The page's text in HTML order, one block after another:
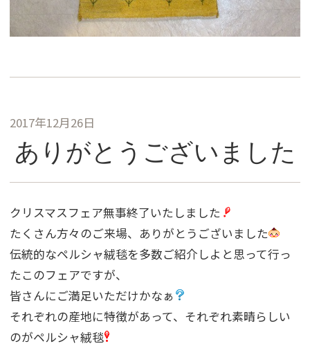
2017年12月26日
ありがとうございました
クリスマスフェア無事終了いたしました
たくさん方々のご来場、ありがとうございました
伝統的なペルシャ絨毯を多数ご紹介しよと思って行っ
たこのフェアですが、
皆さんにご満足いただけかなぁ
それぞれの産地に特徴があって、それぞれ素晴らしい
のがペルシャ絨毯